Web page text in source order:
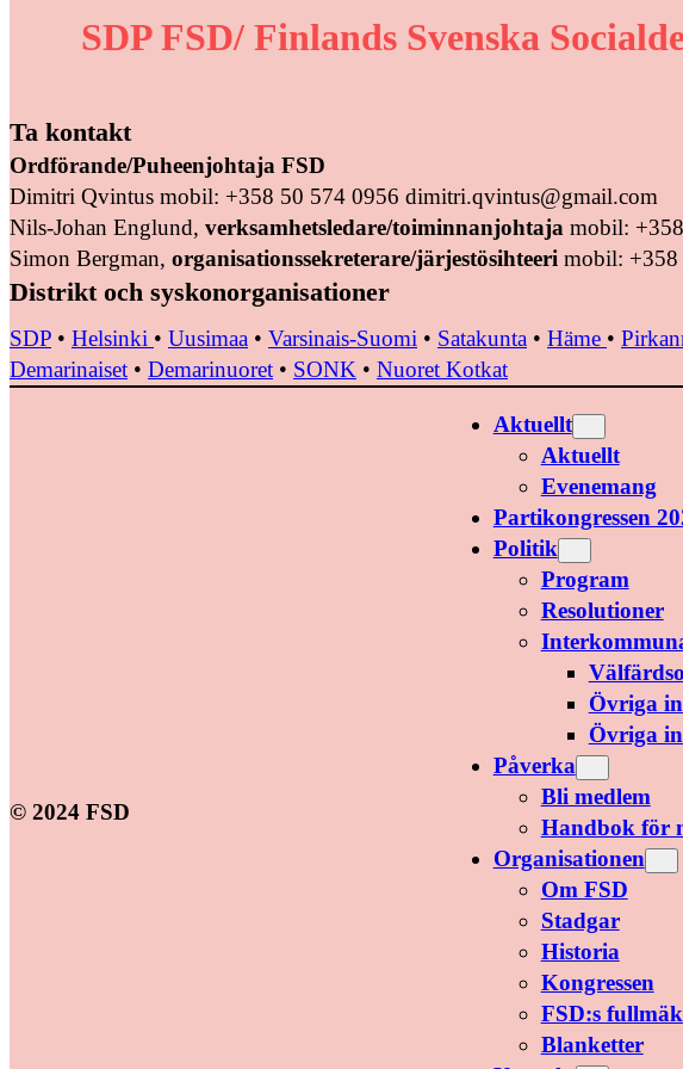
SDP FSD/ Finlands Svenska
Ta kontakt
Ordförande/Puheenjohtaja FSD
Dimitri Qvintus mobil: +358 50 574 0956 dimitri.qvintus@gmail.com
Nils-Johan Englund, verksamhetsledare/toiminnanjohtaja mobil:
Simon Bergman, organisationssekreterare/järjestösihteeri mobil: +358
Distrikt och syskonorganisationer
SDP • Helsinki • Uusimaa • Varsinais-Suomi • Satakunta • Häme •
Demarinaiset • Demarinuoret • SONK • Nuoret Kotkat
© 2024 FSD
Aktuellt
Aktuellt
Evenemang
Partikongressen
Politik
Program
Resolutioner
Övriga
Övriga
Påverka
Bli medlem
Handbok för
Organisationen
Om FSD
Stadgar
Historia
Kongressen
FSD:s
Blanketter